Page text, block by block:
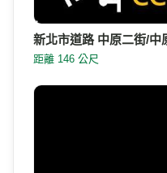
新北市道路 中原二街/中
距離 146 公尺